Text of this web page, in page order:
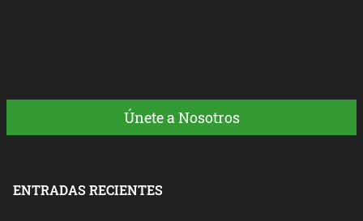
Únete a Nosotros
ENTRADAS RECIENTES